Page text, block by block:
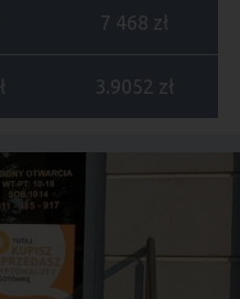
7 468 zł
3.9052 zł